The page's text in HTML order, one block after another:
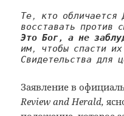
Те, кто обличается
Это Бог, а не
Свидетельства для
Заявление в
Review and Herald,